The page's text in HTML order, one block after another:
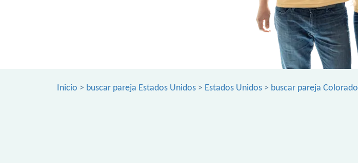
Inicio > buscar pareja Estados Unidos > Estados Unidos > buscar pareja Colorado